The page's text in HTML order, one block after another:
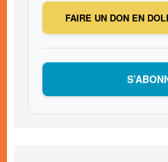
FAIRE UN DON EN